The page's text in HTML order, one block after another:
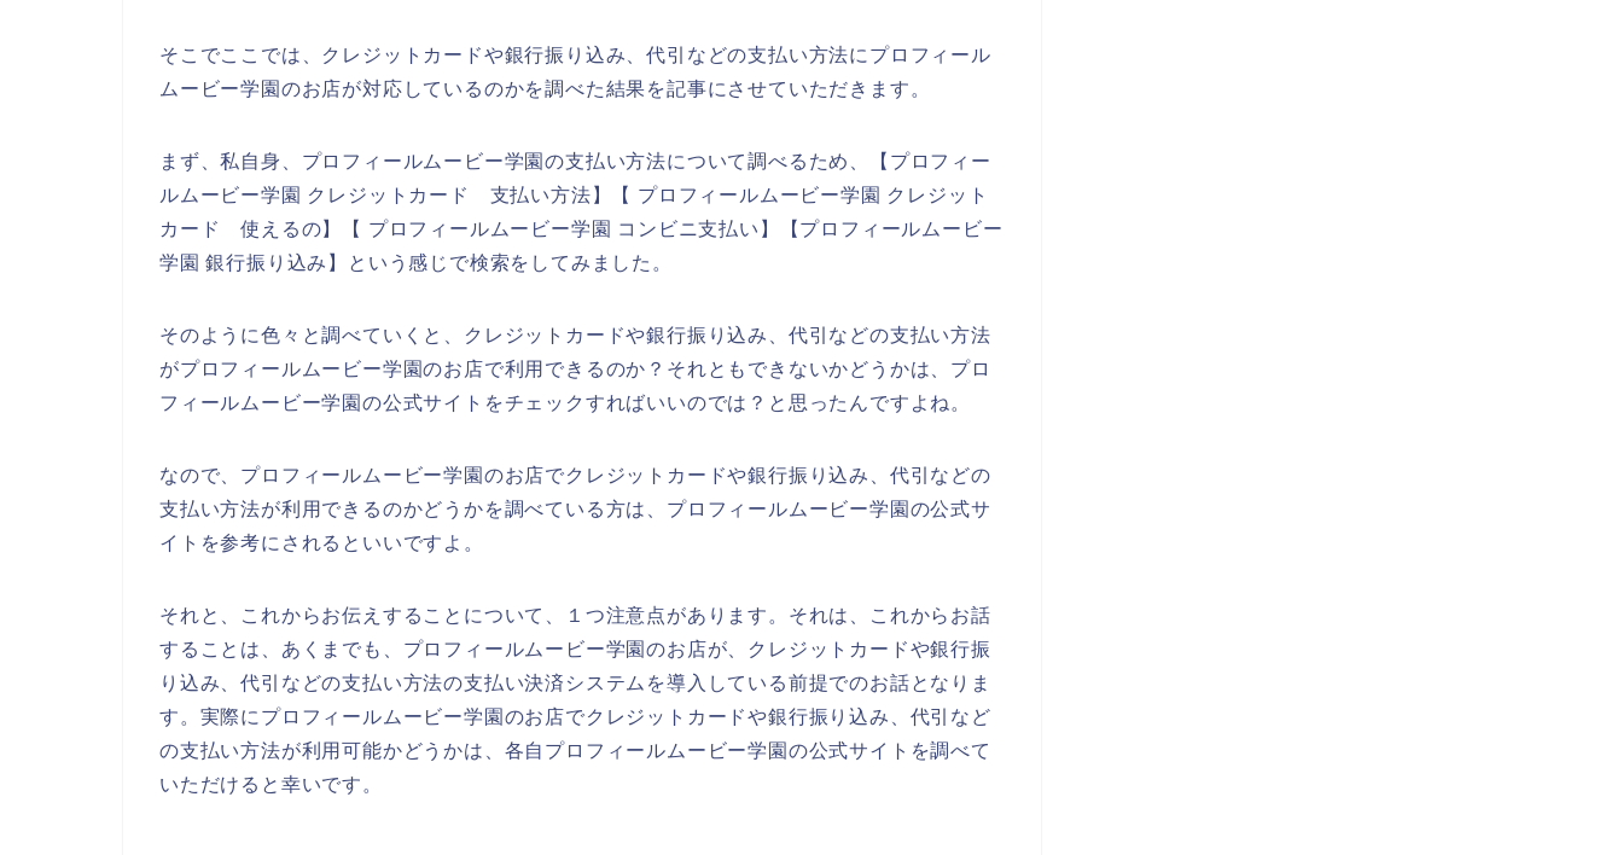
そこでここでは、クレジットカードや銀行振り込み、代引などの支払い方法にプロフィール
ムービー学園のお店が対応しているのかを調べた結果を記事にさせていただきます。
まず、私自身、プロフィールムービー学園の支払い方法について調べるため、【プロフィー
ルムービー学園 クレジットカード 支払い方法】【 プロフィールムービー学園 クレジット
カード 使えるの】【 プロフィールムービー学園 コンビニ支払い】【プロフィールムービー
学園 銀行振り込み】という感じで検索をしてみました。
そのように色々と調べていくと、クレジットカードや銀行振り込み、代引などの支払い方法
がプロフィールムービー学園のお店で利用できるのか？それともできないかどうかは、プロ
フィールムービー学園の公式サイトをチェックすればいいのでは？と思ったんですよね。
なので、プロフィールムービー学園のお店でクレジットカードや銀行振り込み、代引などの
支払い方法が利用できるのかどうかを調べている方は、プロフィールムービー学園の公式サ
イトを参考にされるといいですよ。
それと、これからお伝えすることについて、１つ注意点があります。それは、これからお話
することは、あくまでも、プロフィールムービー学園のお店が、クレジットカードや銀行振
り込み、代引などの支払い方法の支払い決済システムを導入している前提でのお話となりま
す。実際にプロフィールムービー学園のお店でクレジットカードや銀行振り込み、代引など
の支払い方法が利用可能かどうかは、各自プロフィールムービー学園の公式サイトを調べて
いただけると幸いです。